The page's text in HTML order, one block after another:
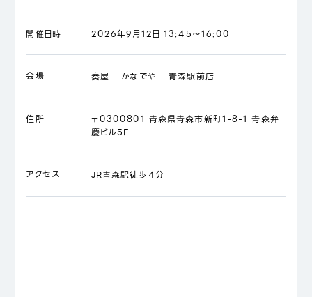
開催日時 2026年9月12日 13:45～16:00
会場 奏屋 - かなでや - 青森駅前店
住所
〒0300801 青森県青森市新町1-8-1 青森弁
慶ビル5F
アクセス JR青森駅徒歩4分